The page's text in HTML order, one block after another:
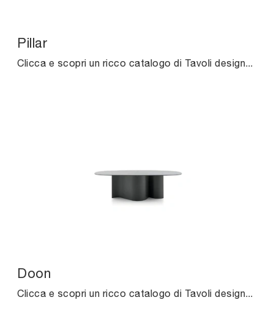
Pillar
Clicca e scopri un ricco catalogo di Tavoli design fissi da pranzo! Il modello Pillar di Ditre Italia ti aspetta.
Doon